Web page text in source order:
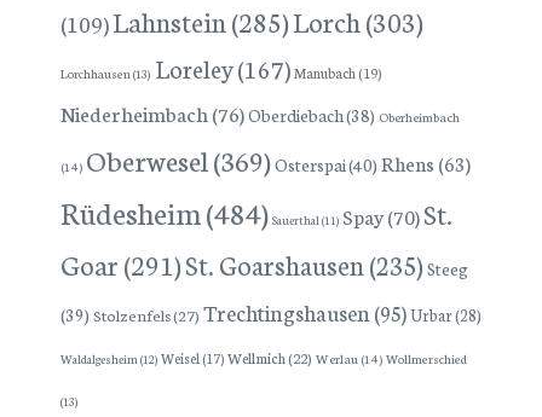
(109)Lahnstein(285)Lorch(303)
Lorchhausen(13) Loreley(167)Manubach(19)
Niederheimbach (76)Oberdiebach(38) Oberheimbach
(14) Oberwesel(369)Osterspai(40) Rhens (63)
Rüdesheim(484) Sauerthal(11) Spay(70)St.
Goar(291)St. Goarshausen(235) Steeg
(39) Stolzenfels(27) Trechtingshausen(95)Urbar(28)
Waldalgesheim(12) Weisel(17)Wellmich (22) Werlau (14) Wollmerschied
(13)